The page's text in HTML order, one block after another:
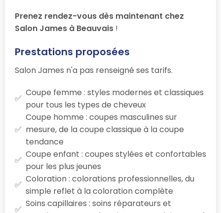
Prenez rendez-vous dès maintenant chez
Salon James à Beauvais !
Prestations proposées
Salon James n'a pas renseigné ses tarifs.
Coupe femme : styles modernes et classiques
pour tous les types de cheveux
Coupe homme : coupes masculines sur
mesure, de la coupe classique à la coupe
tendance
Coupe enfant : coupes stylées et confortables
pour les plus jeunes
Coloration : colorations professionnelles, du
simple reflet à la coloration complète
Soins capillaires : soins réparateurs et